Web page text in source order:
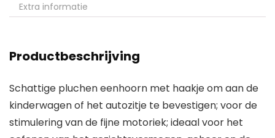
Extra informatie
Productbeschrijving
Schattige pluchen eenhoorn met haakje om aan de
kinderwagen of het autozitje te bevestigen; voor de
stimulering van de fijne motoriek; ideaal voor het